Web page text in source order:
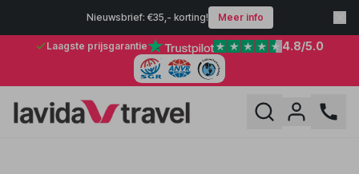
Nieuwsbrief: €35,- korting! Meer info
Laagste prijsgarantie 4.8/5.0